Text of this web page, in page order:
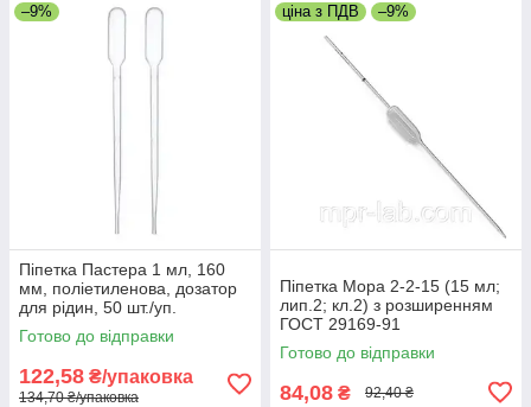
–9%
Піпетка Пастера 1 мл, 160
мм, поліетиленова, дозатор
для рідин, 50 шт./уп.
Готово до відправки
122,58 ₴/упаковка
134,70 ₴/упаковка
ціна з ПДВ –9%
Піпетка Мора 2-2-15 (15 мл;
лип.2; кл.2) з розширенням
ГОСТ 29169-91
Готово до відправки
84,08 ₴ 92,40 ₴